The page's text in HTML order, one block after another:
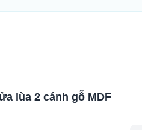
lùa 2 cánh gỗ MDF